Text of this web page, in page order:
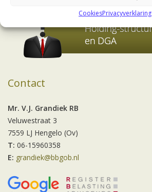
CookiesPrivacyverklaring
Contact
Mr. V.J. Grandiek RB
Veluwestraat 3
7559 LJ Hengelo (Ov)
T: 06-15960358
E: grandiek@bbgob.nl